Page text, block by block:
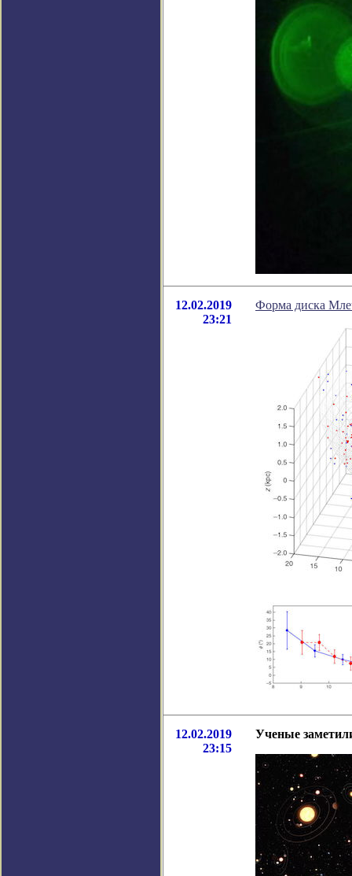
12.02.2019
23:21
Форма диска
12.02.2019
23:15
Ученые